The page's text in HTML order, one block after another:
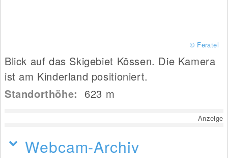
© Feratel
Blick auf das Skigebiet Kössen. Die Kamera
ist am Kinderland positioniert.
Standorthöhe: 623 m
Anzeige
Webcam-Archiv